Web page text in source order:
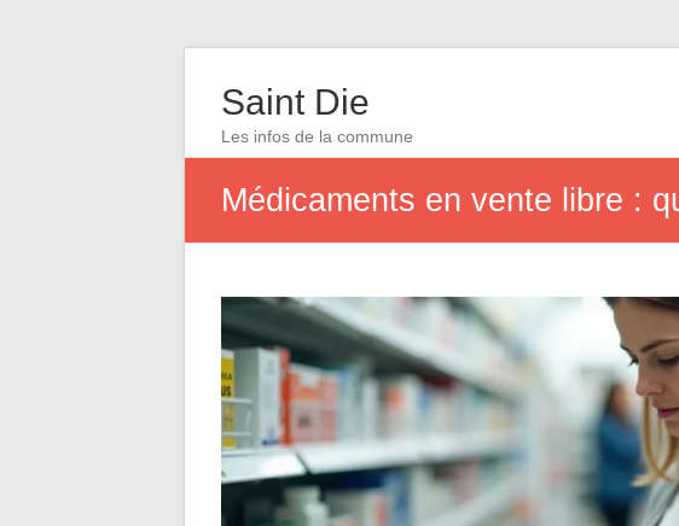
Saint Die
Les infos de la commune
Médicaments en vente libre :